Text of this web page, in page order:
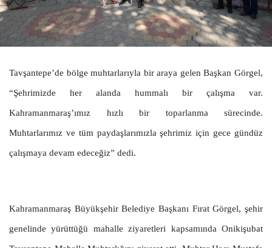
Tavşantepe’de bölge muhtarlarıyla bir araya gelen Başkan Görgel,
“Şehrimizde her alanda hummalı bir çalışma var.
Kahramanmaraş’ımız hızlı bir toparlanma sürecinde.
Muhtarlarımız ve tüm paydaşlarımızla şehrimiz için gece gündüz
çalışmaya devam edeceğiz” dedi.
Kahramanmaraş Büyükşehir Belediye Başkanı Fırat Görgel, şehir
genelinde yürüttüğü mahalle ziyaretleri kapsamında Onikişubat